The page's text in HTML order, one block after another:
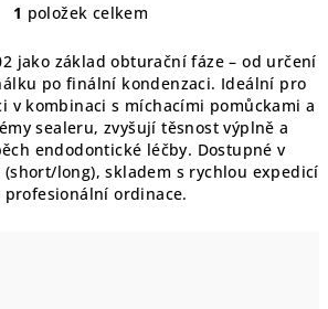
O
v
l
á
d
a
c
í
1 položek celkem
jako základ obturační fáze – od určení
po finální kondenzaci. Ideální pro
v kombinaci s míchacími pomůckami a
sealeru, zvyšují těsnost výplně a
endodontické léčby. Dostupné v
long), skladem s rychlou expedicí
profesionální ordinace.